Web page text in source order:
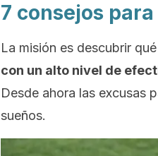
7 consejos
La misión es descubrir
con un alto nivel de
Desde ahora las excusas
sueños.